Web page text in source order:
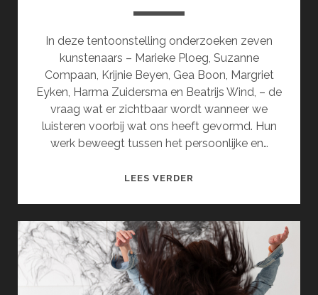
In deze tentoonstelling onderzoeken zeven
kunstenaars – Marieke Ploeg, Suzanne
Compaan, Krijnie Beyen, Gea Boon, Margriet
Eyken, Harma Zuidersma en Beatrijs Wind, – de
vraag wat er zichtbaar wordt wanneer we
luisteren voorbij wat ons heeft gevormd. Hun
werk beweegt tussen het persoonlijke en…
LEES VERDER